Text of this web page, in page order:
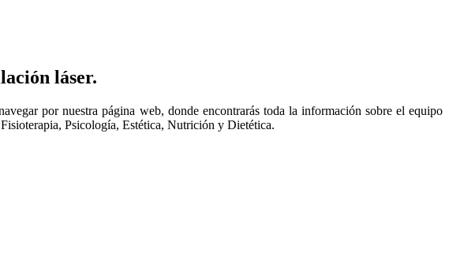
láser.
por nuestra página web, donde encontrarás toda la información sobre el equipo
Psicología, Estética, Nutrición y Dietética.